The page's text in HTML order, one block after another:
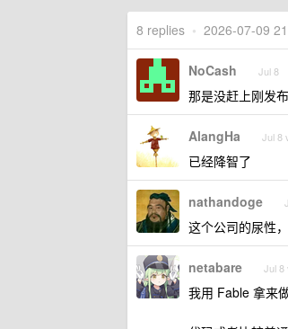
8 replies • 2026-07-09
NoCash Jul 8
那是没赶上刚发
AlangHa Jul 8
已经降智了
nathandoge
这个公司的尿性
netabare Jul 8
我用 Fable 拿来